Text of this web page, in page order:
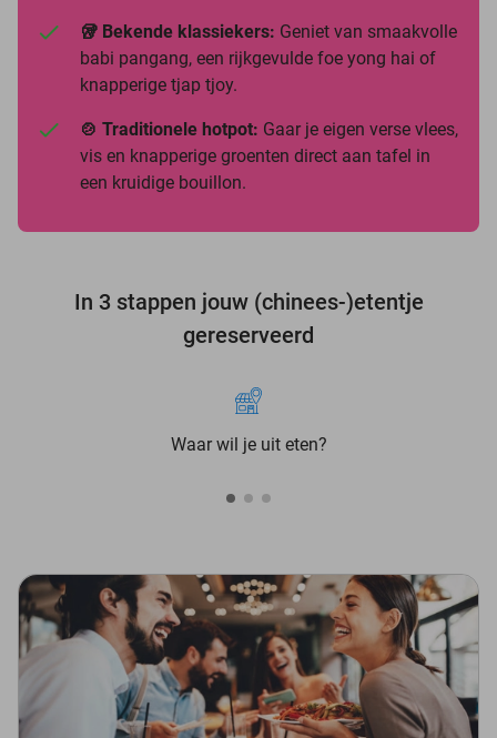
🥡 Bekende klassiekers: Geniet van smaakvolle
babi pangang, een rijkgevulde foe yong hai of
knapperige tjap tjoy.
🍲 Traditionele hotpot: Gaar je eigen verse vlees,
vis en knapperige groenten direct aan tafel in
een kruidige bouillon.
In 3 stappen jouw (chinees-)etentje
gereserveerd
Waar wil je uit eten?